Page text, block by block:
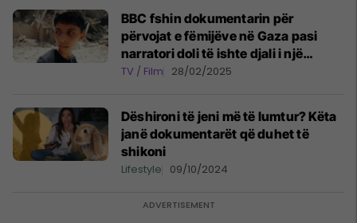
BBC fshin dokumentarin për
përvojat e fëmijëve në Gaza pasi
narratori doli të ishte djali i një
zyrtari të Hamasit
TV / Film 28/02/2025
Dëshironi të jeni më të lumtur? Këta
janë dokumentarët që duhet të
shikoni
Lifestyle 09/10/2024